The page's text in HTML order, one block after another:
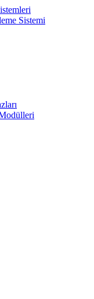
Sistemi